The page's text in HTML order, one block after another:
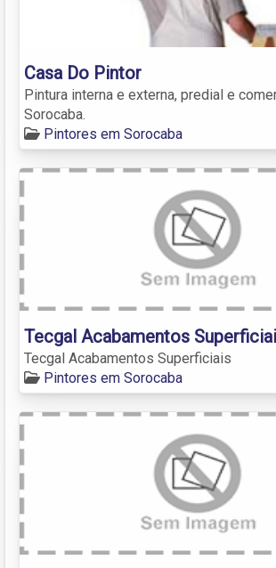
Casa Do Pintor
Pintura interna e externa, predial e
Sorocaba.
Pintores em Sorocaba
Tecgal Acabamentos
Tecgal Acabamentos Superficiais
Pintores em Sorocaba